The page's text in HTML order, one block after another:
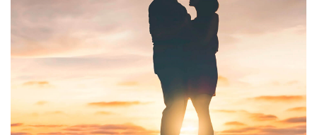
See full project